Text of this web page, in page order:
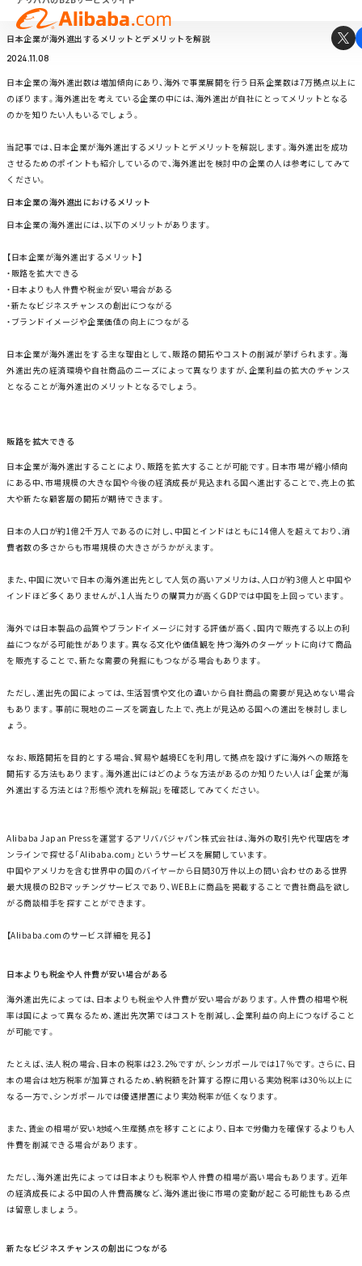
トップ
ブログ
日本企業が海外進出するメリットとデメリットを解説
日本企業が海外進出するメリットとデメリットを解説
2024.11.08
日本企業の海外進出数は増加傾向にあり、海外で事業展開を行う日系企業数は7万拠点以上に
のぼります。海外進出を考えている企業の中には、海外進出が自社にとってメリットとなる
のかを知りたい人もいるでしょう。
当記事では、日本企業が海外進出するメリットとデメリットを解説します。海外進出を成功
させるためのポイントも紹介しているので、海外進出を検討中の企業の人は参考にしてみて
ください。
日本企業の海外進出におけるメリット
日本企業の海外進出には、以下のメリットがあります。
【日本企業が海外進出するメリット】
・販路を拡大できる
・日本よりも人件費や税金が安い場合がある
・新たなビジネスチャンスの創出につながる
・ブランドイメージや企業価値の向上につながる
日本企業が海外進出をする主な理由として、販路の開拓やコストの削減が挙げられます。海
外進出先の経済環境や自社商品のニーズによって異なりますが、企業利益の拡大のチャンス
となることが海外進出のメリットとなるでしょう。
販路を拡大できる
日本企業が海外進出することにより、販路を拡大することが可能です。日本市場が縮小傾向
にある中、市場規模の大きな国や今後の経済成長が見込まれる国へ進出することで、売上の拡
大や新たな顧客層の開拓が期待できます。
日本の人口が約1億2千万人であるのに対し、中国とインドはともに14億人を超えており、消
費者数の多さからも市場規模の大きさがうかがえます。
また、中国に次いで日本の海外進出先として人気の高いアメリカは、人口が約3億人と中国や
インドほど多くありませんが、1人当たりの購買力が高くGDPでは中国を上回っています。
海外では日本製品の品質やブランドイメージに対する評価が高く、国内で販売する以上の利
益につながる可能性があります。異なる文化や価値観を持つ海外のターゲットに向けて商品
を販売することで、新たな需要の発掘にもつながる場合もあります。
ただし、進出先の国によっては、生活習慣や文化の違いから自社商品の需要が見込めない場合
もあります。事前に現地のニーズを調査した上で、売上が見込める国への進出を検討しまし
ょう。
なお、販路開拓を目的とする場合、貿易や越境ECを利用して拠点を設けずに海外への販路を
開拓する方法もあります。海外進出にはどのような方法があるのか知りたい人は「企業が海
外進出する方法とは？形態や流れを解説」を確認してみてください。
Alibaba Japan Pressを運営するアリババジャパン株式会社は、海外の取引先や代理店をオ
ンラインで探せる「Alibaba.com」というサービスを展開しています。
中国やアメリカを含む世界中の国のバイヤーから日間30万件以上の問い合わせのある世界
最大規模のB2Bマッチングサービスであり、WEB上に商品を掲載することで貴社商品を欲し
がる商談相手を探すことができます。
​【Alibaba.comのサービス詳細を見る】
日本よりも税金や人件費が安い場合がある
海外進出先によっては、日本よりも税金や人件費が安い場合があります。人件費の相場や税
率は国によって異なるため、進出先次第ではコストを削減し、企業利益の向上につなげること
が可能です。
たとえば、法人税の場合、日本の税率は23.2%ですが、シンガポールでは17％です。さらに、日
本の場合は地方税率が加算されるため、納税額を計算する際に用いる実効税率は30％以上に
なる一方で、シンガポールでは優遇措置により実効税率が低くなります。
また、賃金の相場が安い地域へ生産拠点を移すことにより、日本で労働力を確保するよりも人
件費を削減できる場合があります。
ただし、海外進出先によっては日本よりも税率や人件費の相場が高い場合もあります。近年
の経済成長による中国の人件費高騰など、海外進出後に市場の変動が起こる可能性もある点
は留意しましょう。
新たなビジネスチャンスの創出につながる